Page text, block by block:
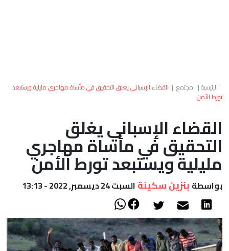
العالم
الصحراء
الرئيسية| مجتمع | القضاء الإسباني يغلق التحقيق في مأساة مهاجري مليلية ويستبعد
تورط الأمن
القضاء الإسباني يغلق
التحقيق في مأساة مهاجري
مليلية ويستبعد تورط الأمن
بواسطة بنزين سكينة السبت 24 ديسمبر, 2022 - 13:13